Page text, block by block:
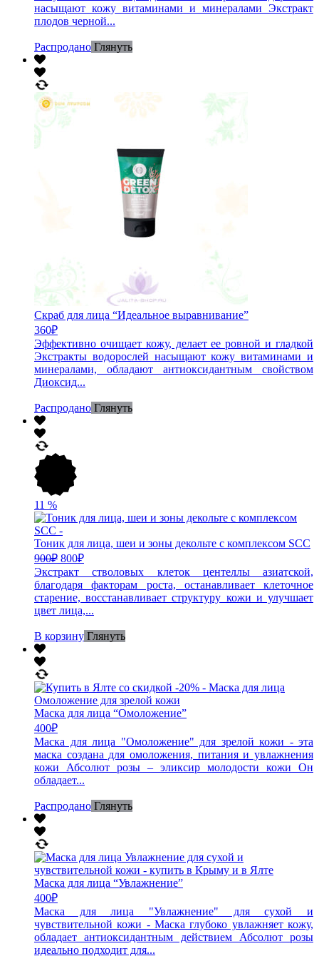
насыщают кожу витаминами и минералами Экстракт
плодов черной...
Распродано Глянуть
Скраб для лица “Идеальное выравнивание”
360₽
Эффективно очищает кожу, делает ее ровной и гладкой
Экстракты водорослей насыщают кожу витаминами и
минералами, обладают антиоксидантным свойством
Диоксид...
Распродано Глянуть
11 %
Тоник для лица, шеи и зоны декольте с комплексом SCC
900₽ 800₽
Экстракт стволовых клеток центеллы азиатской,
благодаря факторам роста, останавливает клеточное
старение, восстанавливает структуру кожи и улучшает
цвет лица,...
В корзину Глянуть
Маска для лица “Омоложение”
400₽
Маска для лица "Омоложение" для зрелой кожи - эта
маска создана для омоложения, питания и увлажнения
кожи Абсолют розы – эликсир молодости кожи Он
обладает...
Распродано Глянуть
Маска для лица “Увлажнение”
400₽
Маска для лица "Увлажнение" для сухой и
чувствительной кожи - Маска глубоко увлажняет кожу,
обладает антиоксидантным действием Абсолют розы
идеально подходит для...